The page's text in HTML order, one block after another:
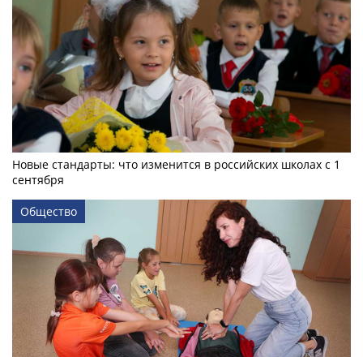
Новые стандарты: что изменится в российских школах с 1
сентября
Общество